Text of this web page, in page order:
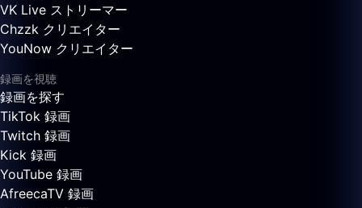
VK Live ストリーマー
Chzzk クリエイター
YouNow クリエイター
録画を視聴
録画を探す
TikTok 録画
Twitch 録画
Kick 録画
YouTube 録画
AfreecaTV 録画